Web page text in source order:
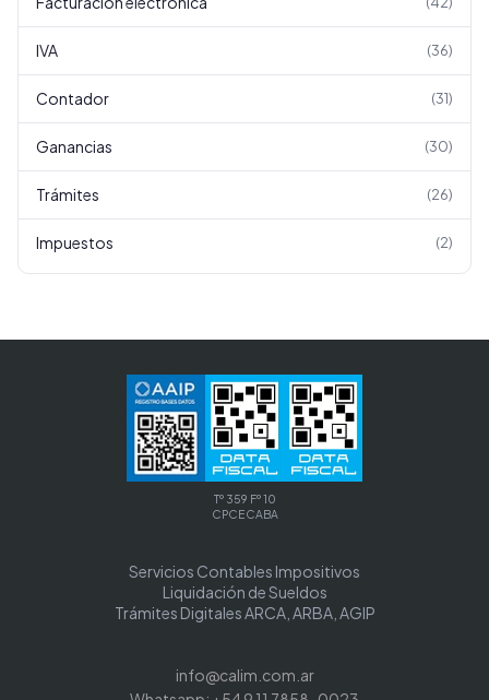
IVA (36)
Contador (31)
Ganancias (30)
Trámites (26)
Impuestos (2)
Tº 359 Fº 10
CPCECABA
Servicios Contables Impositivos
Liquidación de Sueldos
Trámites Digitales ARCA, ARBA, AGIP
info@calim.com.ar